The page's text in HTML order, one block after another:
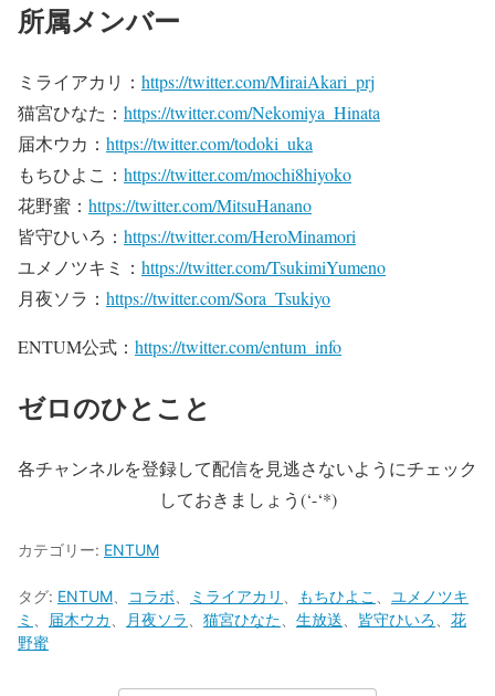
所属メンバー
ミライアカリ： https://twitter.com/MiraiAkari_prj
猫宮ひなた： https://twitter.com/Nekomiya_Hinata
届木ウカ： https://twitter.com/todoki_uka
もちひよこ： https://twitter.com/mochi8hiyoko
花野蜜： https://twitter.com/MitsuHanano
皆守ひいろ： https://twitter.com/HeroMinamori
ユメノツキミ： https://twitter.com/TsukimiYumeno
月夜ソラ： https://twitter.com/Sora_Tsukiyo
ENTUM公式： https://twitter.com/entum_info
ゼロのひとこと
各チャンネルを登録して配信を見逃さないようにチェック
しておきましょう(‘-‘*)
カテゴリー: ENTUM
タグ: ENTUM コラボ ミライアカリ もちひよこ
ユメノツキ
ミ
届木ウカ 月夜ソラ 猫宮ひなた 生放送 皆守ひいろ
花
野蜜